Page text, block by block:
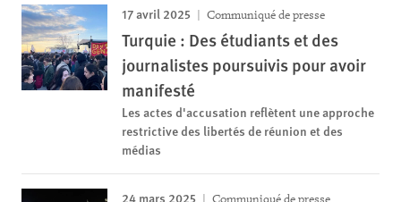
17 avril 2025 Communiqué de presse
Turquie : Des étudiants et des
journalistes poursuivis pour avoir
manifesté
Les actes d'accusation reflètent une approche
restrictive des libertés de réunion et des
médias
24 mars 2025 Communiqué de presse